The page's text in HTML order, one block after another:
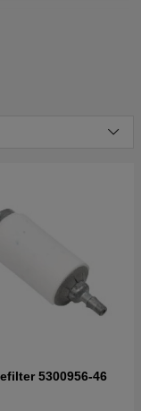
till
till
till
5300956-46